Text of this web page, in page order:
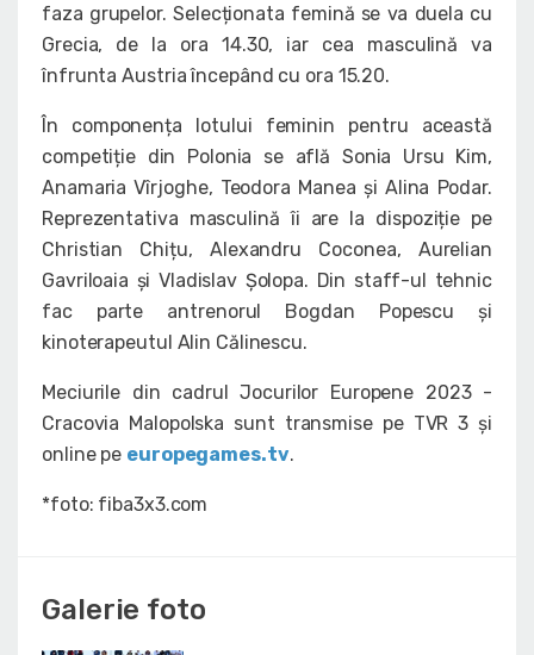
faza grupelor. Selecționata femină se va duela cu
Grecia, de la ora 14.30, iar cea masculină va
înfrunta Austria începând cu ora 15.20.
În componența lotului feminin pentru această
competiție din Polonia se află Sonia Ursu Kim,
Anamaria Vîrjoghe, Teodora Manea și Alina Podar.
Reprezentativa masculină îi are la dispoziție pe
Christian Chițu, Alexandru Coconea, Aurelian
Gavriloaia și Vladislav Șolopa. Din staff-ul tehnic
fac parte antrenorul Bogdan Popescu și
kinoterapeutul Alin Călinescu.
Meciurile din cadrul Jocurilor Europene 2023 -
Cracovia Malopolska sunt transmise pe TVR 3 și
online pe europegames.tv.
*foto: fiba3x3.com
Galerie foto